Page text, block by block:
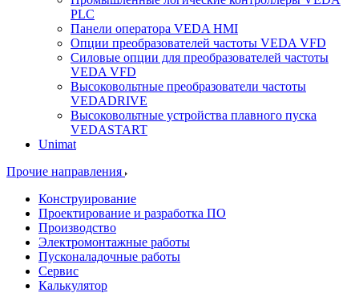
PLC
Панели оператора VEDA HMI
Опции преобразователей частоты VEDA VFD
Силовые опции для преобразователей частоты
VEDA VFD
Высоковольтные преобразователи частоты
VEDADRIVE
Высоковольтные устройства плавного пуска
VEDASTART
Unimat
Прочие направления
Конструирование
Проектирование и разработка ПО
Производство
Электромонтажные работы
Пусконаладочные работы
Сервис
Калькулятор